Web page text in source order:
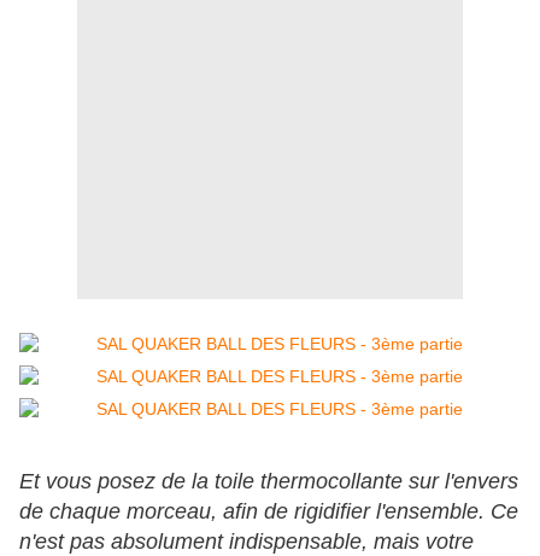
Et vous posez de la toile thermocollante sur l'envers
de chaque morceau, afin de rigidifier l'ensemble. Ce
n'est pas absolument indispensable, mais votre